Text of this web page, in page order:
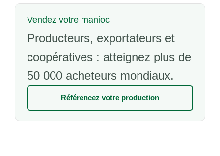
Vendez votre manioc
Producteurs, exportateurs et
coopératives : atteignez plus de
50 000 acheteurs mondiaux.
Référencez votre production